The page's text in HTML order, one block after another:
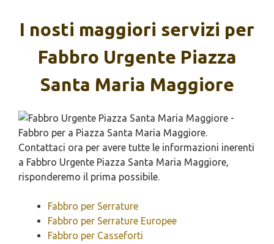
I nosti maggiori servizi per
Fabbro Urgente Piazza
Santa Maria Maggiore
Fabbro per Serrature
Fabbro per Serrature Europee
Fabbro per Casseforti